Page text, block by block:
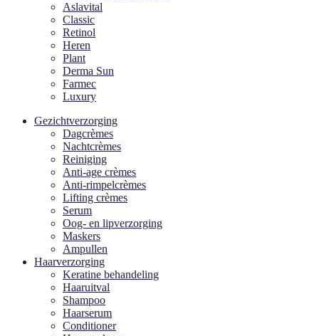
Aslavital
Classic
Retinol
Heren
Plant
Derma Sun
Farmec
Luxury
Gezichtverzorging
Dagcrèmes
Nachtcrèmes
Reiniging
Anti-age crèmes
Anti-rimpelcrèmes
Lifting crèmes
Serum
Oog- en lipverzorging
Maskers
Ampullen
Haarverzorging
Keratine behandeling
Haaruitval
Shampoo
Haarserum
Conditioner